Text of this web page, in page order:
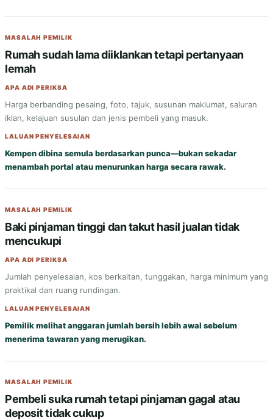
MASALAH PEMILIK
Rumah sudah lama diiklankan tetapi pertanyaan
lemah
APA ADI PERIKSA
Harga berbanding pesaing, foto, tajuk, susunan maklumat, saluran
iklan, kelajuan susulan dan jenis pembeli yang masuk.
LALUAN PENYELESAIAN
Kempen dibina semula berdasarkan punca—bukan sekadar
menambah portal atau menurunkan harga secara rawak.
MASALAH PEMILIK
Baki pinjaman tinggi dan takut hasil jualan tidak
mencukupi
APA ADI PERIKSA
Jumlah penyelesaian, kos berkaitan, tunggakan, harga minimum yang
praktikal dan ruang rundingan.
LALUAN PENYELESAIAN
Pemilik melihat anggaran jumlah bersih lebih awal sebelum
menerima tawaran yang merugikan.
MASALAH PEMILIK
Pembeli suka rumah tetapi pinjaman gagal atau
deposit tidak cukup